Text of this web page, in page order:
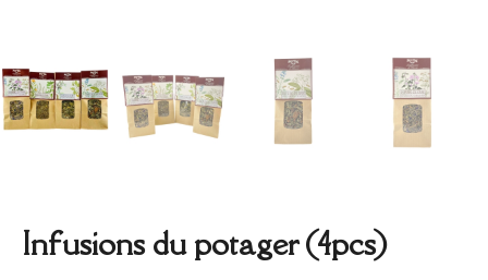
Infusions du potager (4pcs)